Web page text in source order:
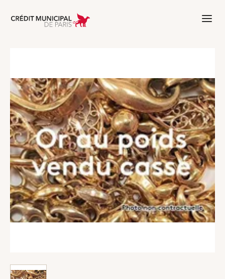
Aller à l'accueil de Crédit Municipal